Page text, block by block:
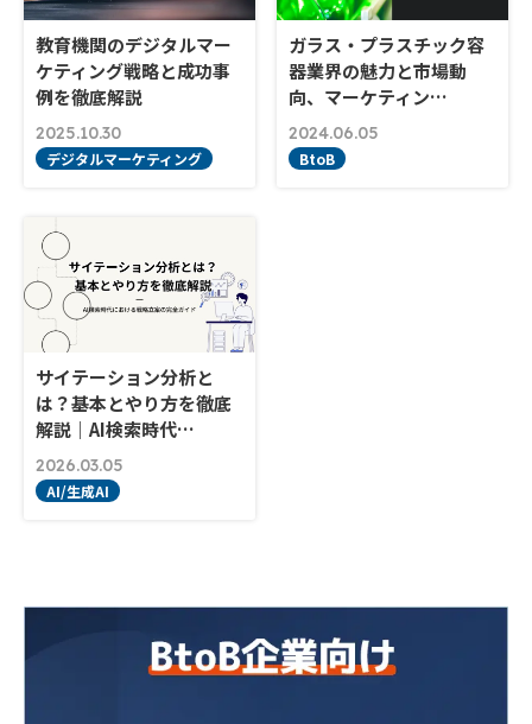
教育機関のデジタルマー
ケティング戦略と成功事
例を徹底解説
2025.10.30
デジタルマーケティング
ガラス・プラスチック容
器業界の魅力と市場動
向、マーケティン…
2024.06.05
BtoB
サイテーション分析と
は？基本とやり方を徹底
解説｜AI検索時代…
2026.03.05
AI/生成AI